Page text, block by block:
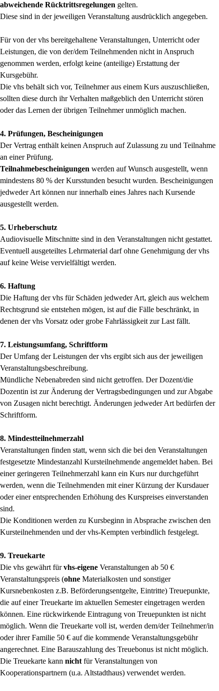
abweichende Rücktrittsregelungen gelten.
Diese sind in der jeweiligen Veranstaltung ausdrücklich angegeben.
Für von der vhs bereitgehaltene Veranstaltungen, Unterricht oder
Leistungen, die von der/dem Teilnehmenden nicht in Anspruch
genommen werden, erfolgt keine (anteilige) Erstattung der
Kursgebühr.
Die vhs behält sich vor, Teilnehmer aus einem Kurs auszuschließen,
sollten diese durch ihr Verhalten maßgeblich den Unterricht stören
oder das Lernen der übrigen Teilnehmer unmöglich machen.
4. Prüfungen, Bescheinigungen
Der Vertrag enthält keinen Anspruch auf Zulassung zu und Teilnahme
an einer Prüfung.
Teilnahmebescheinigungen werden auf Wunsch ausgestellt, wenn
mindestens 80 % der Kursstunden besucht wurden. Bescheinigungen
jedweder Art können nur innerhalb eines Jahres nach Kursende
ausgestellt werden.
5. Urheberschutz
Audiovisuelle Mitschnitte sind in den Veranstaltungen nicht gestattet.
Eventuell ausgeteiltes Lehrmaterial darf ohne Genehmigung der vhs
auf keine Weise vervielfältigt werden.
6. Haftung
Die Haftung der vhs für Schäden jedweder Art, gleich aus welchem
Rechtsgrund sie entstehen mögen, ist auf die Fälle beschränkt, in
denen der vhs Vorsatz oder grobe Fahrlässigkeit zur Last fällt.
7. Leistungsumfang, Schriftform
Der Umfang der Leistungen der vhs ergibt sich aus der jeweiligen
Veranstaltungsbeschreibung.
Mündliche Nebenabreden sind nicht getroffen. Der Dozent/die
Dozentin ist zur Änderung der Vertragsbedingungen und zur Abgabe
von Zusagen nicht berechtigt. Änderungen jedweder Art bedürfen der
Schriftform.
8. Mindestteilnehmerzahl
Veranstaltungen finden statt, wenn sich die bei den Veranstaltungen
festgesetzte Mindestanzahl Kursteilnehmende angemeldet haben. Bei
einer geringeren Teilnehmerzahl kann ein Kurs nur durchgeführt
werden, wenn die Teilnehmenden mit einer Kürzung der Kursdauer
oder einer entsprechenden Erhöhung des Kurspreises einverstanden
sind.
Die Konditionen werden zu Kursbeginn in Absprache zwischen den
Kursteilnehmenden und der vhs-Kempten verbindlich festgelegt.
9. Treuekarte
Die vhs gewährt fürvhs-eigene Veranstaltungen ab 50 €
Veranstaltungspreis (ohne Materialkosten und sonstiger
Kursnebenkosten z.B. Beförderungsentgelte, Eintritte) Treuepunkte,
die auf einer Treuekarte im aktuellen Semester eingetragen werden
können. Eine rückwirkende Eintragung von Treuepunkten ist nicht
möglich. Wenn die Treuekarte voll ist, werden dem/der Teilnehmer/in
oder ihrer Familie 50 € auf die kommende Veranstaltungsgebühr
angerechnet. Eine Barauszahlung des Treuebonus ist nicht möglich.
Die Treuekarte kann nicht für Veranstaltungen von
Kooperationspartnern (u.a. Altstadthaus) verwendet werden.